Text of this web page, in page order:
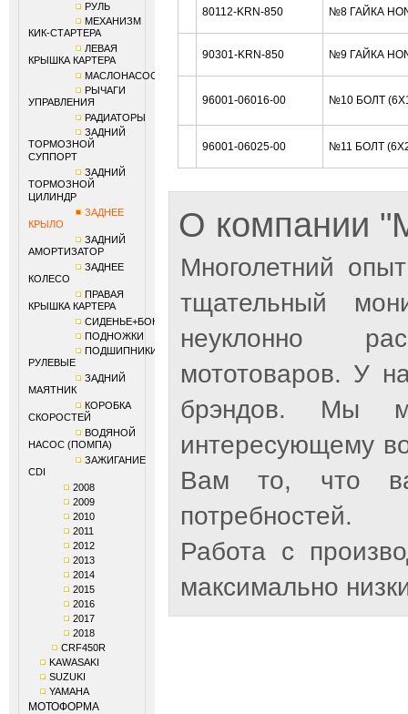
РУЛЬ
МЕХАНИЗМ
КИК-СТАРТЕРА
ЛЕВАЯ
КРЫШКА КАРТЕРА
МАСЛОНАСОС
РЫЧАГИ
УПРАВЛЕНИЯ
РАДИАТОРЫ
ЗАДНИЙ
ТОРМОЗНОЙ
СУППОРТ
ЗАДНИЙ
ТОРМОЗНОЙ
ЦИЛИНДР
ЗАДНЕЕ
КРЫЛО
ЗАДНИЙ
АМОРТИЗАТОР
ЗАДНЕЕ
КОЛЕСО
ПРАВАЯ
КРЫШКА КАРТЕРА
СИДЕНЬЕ+БОКОВИНЫ
ПОДНОЖКИ
ПОДШИПНИКИ
РУЛЕВЫЕ
ЗАДНИЙ
МАЯТНИК
КОРОБКА
СКОРОСТЕЙ
ВОДЯНОЙ
НАСОС (ПОМПА)
ЗАЖИГАНИЕ
CDI
2008
2009
2010
2011
2012
2013
2014
2015
2016
2017
2018
CRF450R
KAWASAKI
SUZUKI
YAMAHA
МОТОФОРМА
80112-KRN-850 №8 ГАЙКА
90301-KRN-850 №9 ГАЙКА
96001-06016-00 №10 БОЛТ
96001-06025-00 №11 БОЛТ
О компании
Многолетний
тщательный
неуклонно
мототоваров. У
брэндов. Мы
интересующему
Вам то, что
потребностей.
Работа с
максимально